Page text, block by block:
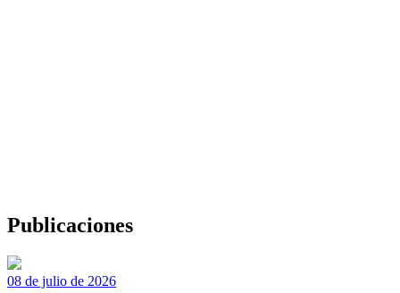
Publicaciones
08 de julio de 2026